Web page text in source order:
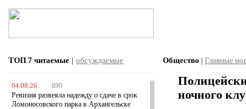
ТОП 7 читаемые | обсуждаемые
04.08.26 690
Ревизия развеяла надежду о сдаче в срок
Ломоносовского парка в Архангельске
Общество | Главные
ночного